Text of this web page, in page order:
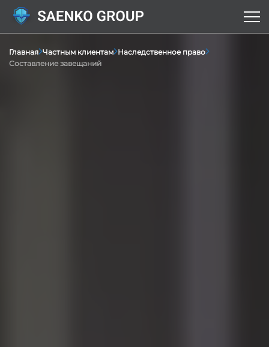
Главная Частным клиентам Наследственное право
Составление завещаний